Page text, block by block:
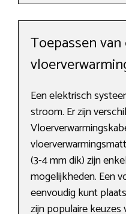
Toepassen
Een elektrisch
stroom. Er zijn
(3-4 mm dik) zijn
mogelijkheden. Een
eenvoudig kunt
zijn populaire keuzes